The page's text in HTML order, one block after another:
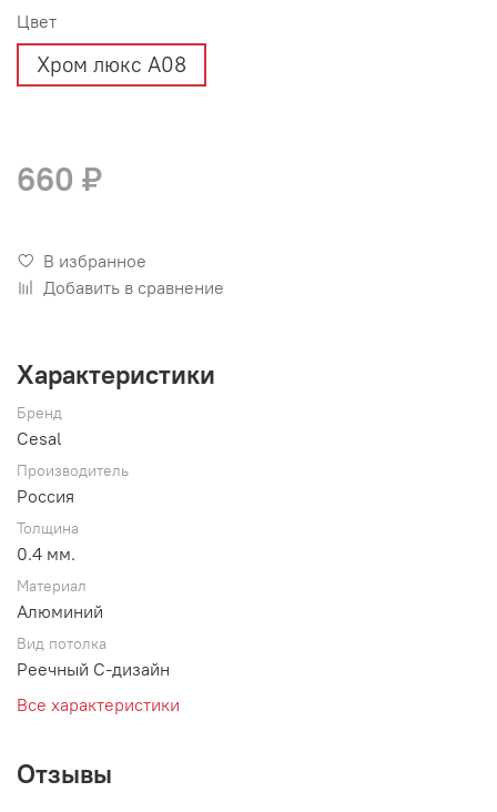
Цвет
Хром люкс А08
660 ₽
В избранное
Добавить в сравнение
Характеристики
Бренд
Cesal
Производитель
Россия
Толщина
0.4 мм.
Материал
Алюминий
Вид потолка
Реечный С-дизайн
Все характеристики
Отзывы